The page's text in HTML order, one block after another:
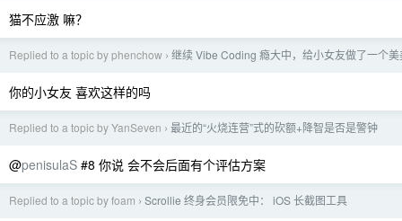
猫不应激 嘛？
Replied to a topic by phenchow › 继续 Vibe Coding 瘾大中，给小女友做了一个
你的小女友 喜欢这样的吗
Replied to a topic by YanSeven › 最近的“火烧连营”式的砍额+降智是否是警钟
@penisulaS #8 你说 会不会后面有个评估方案
Replied to a topic by foam › Scrollie 终身会员限免中： iOS 长截图工具